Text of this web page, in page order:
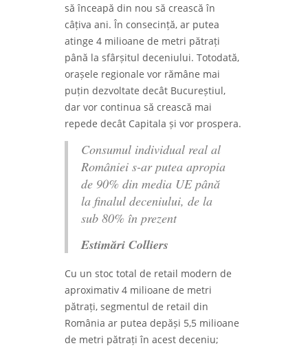
să înceapă din nou să crească în
câțiva ani. În consecință, ar putea
atinge 4 milioane de metri pătrați
până la sfârșitul deceniului. Totodată,
orașele regionale vor rămâne mai
puțin dezvoltate decât Bucureștiul,
dar vor continua să crească mai
repede decât Capitala și vor prospera.
Consumul individual real al
României s-ar putea apropia
de 90% din media UE până
la finalul deceniului, de la
sub 80% în prezent
Estimări Colliers
Cu un stoc total de retail modern de
aproximativ 4 milioane de metri
pătrați, segmentul de retail din
România ar putea depăși 5,5 milioane
de metri pătrați în acest deceniu;